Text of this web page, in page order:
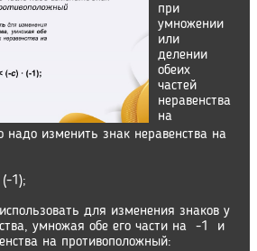
при
умножении
или
делении
обеих
частей
неравенства
на
надо изменить знак неравенства на
1);
для изменения знаков у
умножая обе его части на -1 и
на противоположный: